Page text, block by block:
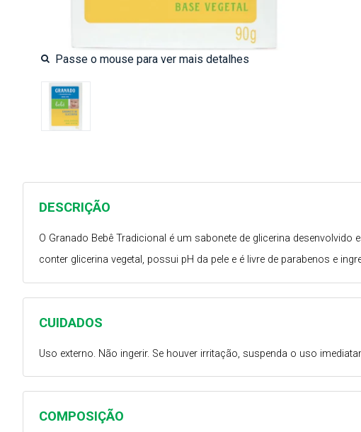
COMPOSIÇÃO
CUIDADOS
Uso externo. Não ingerir. Se houver irritação, suspenda o uso
DESCRIÇÃO
O Granado Bebê Tradicional é um sabonete de glicerina
conter glicerina vegetal, possui pH da pele e é livre de parabenos e